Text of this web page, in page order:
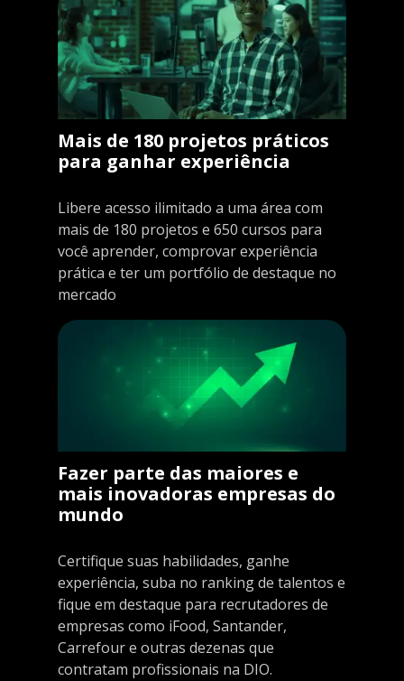
Mais de 180 projetos práticos
para ganhar experiência
Libere acesso ilimitado a uma área com
mais de 180 projetos e 650 cursos para
você aprender, comprovar experiência
prática e ter um portfólio de destaque no
mercado
Fazer parte das maiores e
mais inovadoras empresas do
mundo
Certifique suas habilidades, ganhe
experiência, suba no ranking de talentos e
fique em destaque para recrutadores de
empresas como iFood, Santander,
Carrefour e outras dezenas que
contratam profissionais na DIO.